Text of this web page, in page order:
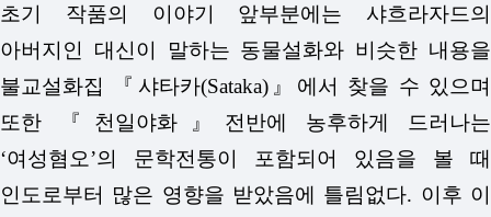
초기 작품의 이야기 앞부분에는 샤흐라자드의
아버지인 대신이 말하는 동물설화와 비슷한 내용을
불교설화집 『샤타카(Sataka)』에서 찾을 수 있으며
또한 『천일야화』전반에 농후하게 드러나는
‘여성혐오’의 문학전통이 포함되어 있음을 볼 때
인도로부터 많은 영향을 받았음에 틀림없다. 이후 이